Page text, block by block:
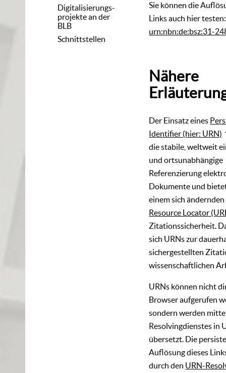
Digitalisierungs-
projekte an der
BLB
Schnittstellen
Sie können die
Links auch hier testen:
urn:nbn:de:bsz:31-
Nähere
Der Einsatz eines
Identifier (hier: URN)
die stabile, weltweit
und ortsunabhängige
Referenzierung
Dokumente und
einem sich ändernden
Resource Locator
Zitationssicherheit.
sich URNs zur
sichergestellten
wissenschaftlichen
URNs können nicht
Browser aufgerufen
sondern werden
Resolvingdienstes in
übersetzt. Die
Auflösung dieses
durch den URN-